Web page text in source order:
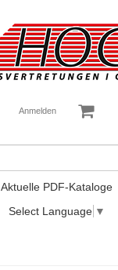
Anmelden
Aktuelle PDF-Kataloge
Select Language ▼